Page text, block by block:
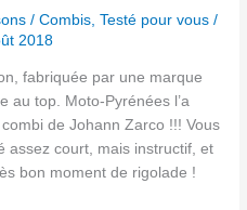
/ Combis,Testé pour vous /
2018
fabriquée par une marque
au top. Moto-Pyrénées l’a
de Johann Zarco !!! Vous
assez court, mais instructif, et
bon moment de rigolade !